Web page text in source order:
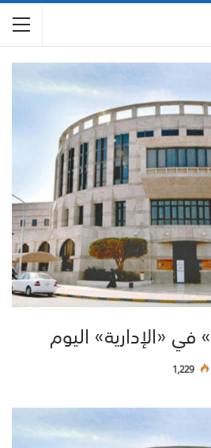
في «الإدارية» اليوم
1,229